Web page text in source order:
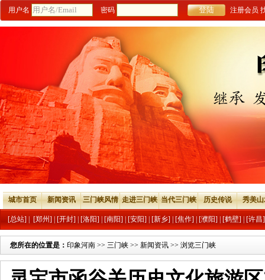
用户名 密码 注册会员
城市首页 新闻资讯 三门峡风情 走进三门峡 当代三门峡 历史传说 秀美
[总站] [郑州] [开封] [洛阳] [南阳] [安阳] [新乡] [焦作] [濮阳] [鹤壁] [许昌]
您所在的位置是： 印象河南 >> 三门峡 >> 新闻资讯 >> 浏览三门峡